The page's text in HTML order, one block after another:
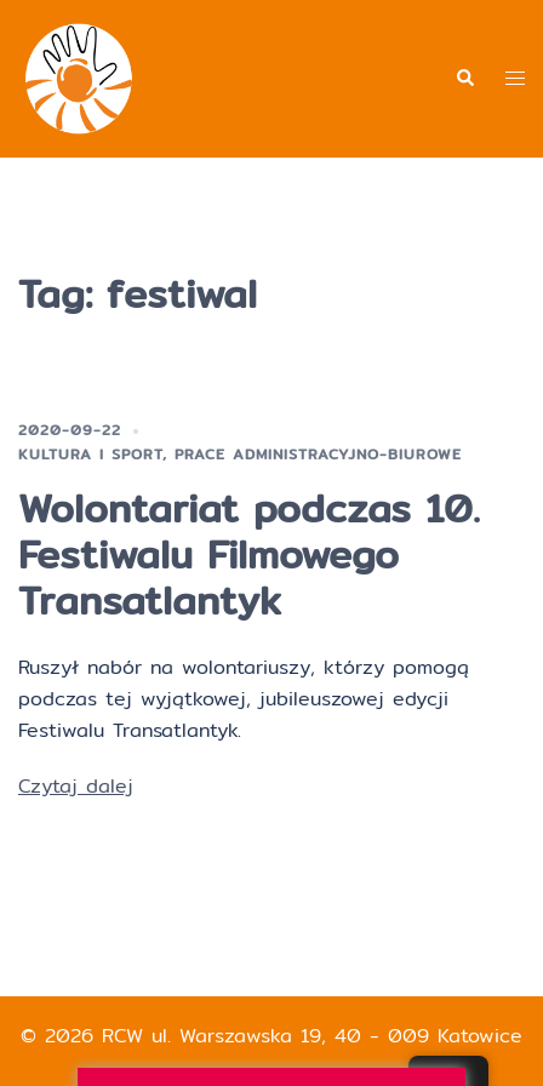
treści
Tag: festiwal
2020-09-22
KULTURA I SPORT, PRACE ADMINISTRACYJNO-BIUROWE
Wolontariat podczas 10.
Festiwalu Filmowego
Transatlantyk
Ruszył nabór na wolontariuszy, którzy pomogą
podczas tej wyjątkowej, jubileuszowej edycji
Festiwalu Transatlantyk.
Czytaj dalej
© 2026 RCW ul. Warszawska 19, 40 - 009 Katowice